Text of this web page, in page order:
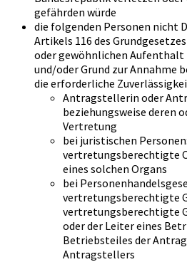
gefährden würde
die folgenden Personen nicht
Artikels 116 des
oder gewöhnlichen Aufenthalt
und/oder Grund zur Annahme
die erforderliche
Antragstellerin oder
beziehungsweise deren
Vertretung
bei juristischen
vertretungsberechtigte
eines solchen Organs
bei
vertretungsberechtigte
vertretungsberechtigte
oder der Leiter eines
Betriebsteiles der
Antragstellers